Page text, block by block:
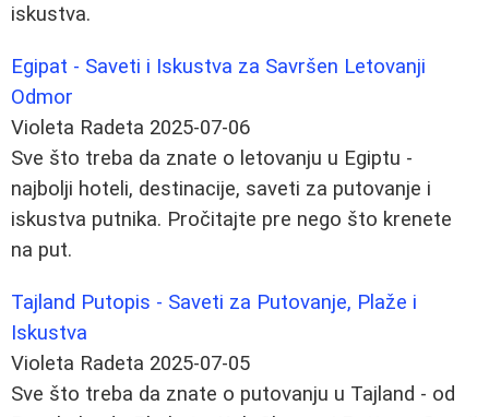
iskustva.
Egipat - Saveti i Iskustva za Savršen Letovanji
Odmor
Violeta Radeta 2025-07-06
Sve što treba da znate o letovanju u Egiptu -
najbolji hoteli, destinacije, saveti za putovanje i
iskustva putnika. Pročitajte pre nego što krenete
na put.
Tajland Putopis - Saveti za Putovanje, Plaže i
Iskustva
Violeta Radeta 2025-07-05
Sve što treba da znate o putovanju u Tajland - od